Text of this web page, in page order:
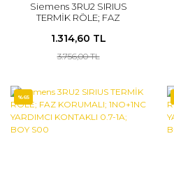
Siemens 3RU2 SIRIUS
TERMİK RÖLE; FAZ
YARDIMCI KONTAKLI 0.9-
1;25A; BOY S00
1.314,60 TL
3.756,00 TL
%65